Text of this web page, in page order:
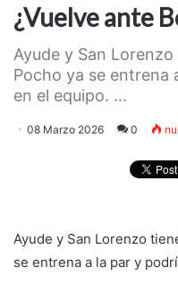
¿Vuelve ante
Ayude y San
Pocho ya se entrena
en el equipo. ...
08 Marzo 2026 0
Ayude y San Lorenzo
se entrena a la par y